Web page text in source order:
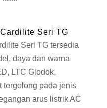
Seri TG
Seri TG tersedia
daya dan warna
LTC Glodok,
tergolong pada jenis
arus listrik AC